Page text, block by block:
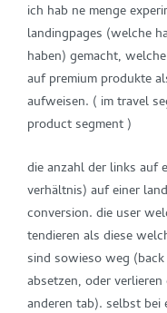
ich hab ne menge
landingpages (welche
haben) gemacht,
auf premium produkte
aufweisen. ( im travel
product segment )
die anzahl der links auf
verhältnis) auf einer
conversion. die user
tendieren als diese
sind sowieso weg
absetzen, oder
anderen tab). selbst bei